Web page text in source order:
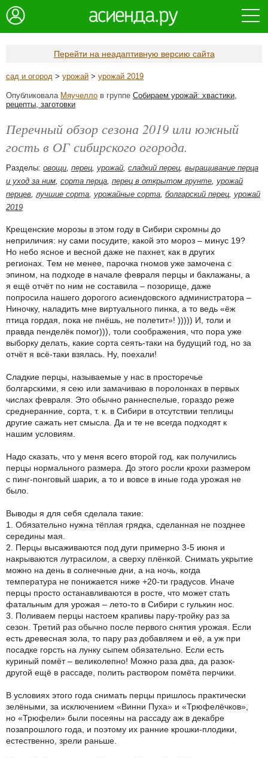
Перейти на неадаптивную версию сайта
сад и огород > урожай > урожай 2019
Опубликовала Мяучелло в группе Собираем урожай: хвастики,
рецепты, заготовки
Перечный обзор сезона 2019 или южный
гость в ОГ сибирского огорода.
Разделы: овощи, перец, урожай, сладкий перец, выращивание перца
и уход за ним, сорта перца, перец в открытом грунте, урожай
перцев,лучшие сорта, урожайные сорта, болгарский перец, урожай
2019
Крещенские морозы в этом году в Сибири скромны до
неприличия: ну сами посудите, какой это мороз – минус 19?
Но небо ясное и весной даже не пахнет, как в других
регионах. Тем не менее, парочка гномов уже замочена с
эпином, на подходе в начале февраля перцы и баклажаны, а
я ещё отчёт по ним не составила – позорище, даже
попросила нашего дорогого асиендовского администратора –
Ниночку, наладить мне виртуального пинка, а то ведь «ёж
птица гордая, пока не пнёшь, не полетит»! ))))) И, толи и
правда пенделёк помог))), толи соображения, что пора уже
выборку делать, какие сорта сеять-таки на будущий год, но за
отчёт я всё-таки взялась. Ну, поехали!
Сладкие перцы, называемые у нас в просторечье
болгарскими, я сею или замачиваю в поролонках в первых
числах февраля. Это обычно раннеспелые, гораздо реже
среднеранние, сорта, т. к. в Сибири в отсутствии теплицы
другие сажать нет смысла. Да и те не всегда подходят к
нашим условиям.
Надо сказать, что у меня всего второй год, как получились
перцы нормального размера. До этого росли крохи размером
с пинг-понговый шарик, а то и вовсе в иные года урожая не
было.
Выводы я для себя сделала такие:
1. Обязательно нужна тёплая грядка, сделанная не позднее
середины мая.
2. Перцы высаживаются под дуги примерно 3-5 июня и
накрываются лутрасилом, а сверху плёнкой. Снимать укрытие
можно на день в солнечные дни, а на ночь, когда
температура не понижается ниже +20-ти градусов. Иначе
перцы просто останавливаются в росте, что может стать
фатальным для урожая – лето-то в Сибири с гулькин нос.
3. Поливаем перцы настоем крапивы пару-тройку раз за
сезон. Третий раз обычно после первого снятия урожая. Если
есть древесная зола, то пару раз добавляем и её, а уж при
посадке горсть на лунку сыпем обязательно. Если есть
куриный помёт – великолепно! Можно раза два, да разок-
другой ещё в рассаде, полить раствором помёта перчики.
В условиях этого года снимать перцы пришлось практически
зелёными, за исключением «Винни Пуха» и «Трюфелёчков»,
но «Трюфели» были посеяны на рассаду аж в декабре
позапрошлого года, и поэтому их ранние крошки-плодики,
естественно, зрели раньше.